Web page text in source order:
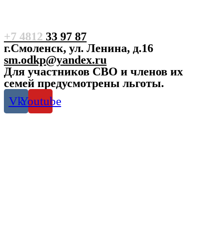
+7 4812 33 97 87
г.Смоленск, ул. Ленина, д.16
sm.odkp@yandex.ru
Для участников СВО и членов их
семей предусмотрены льготы.
VkYoutube